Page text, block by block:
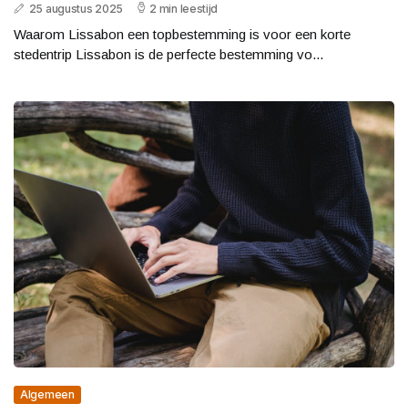
25 augustus 2025 2 min leestijd
Waarom Lissabon een topbestemming is voor een korte
stedentrip Lissabon is de perfecte bestemming vo...
Algemeen